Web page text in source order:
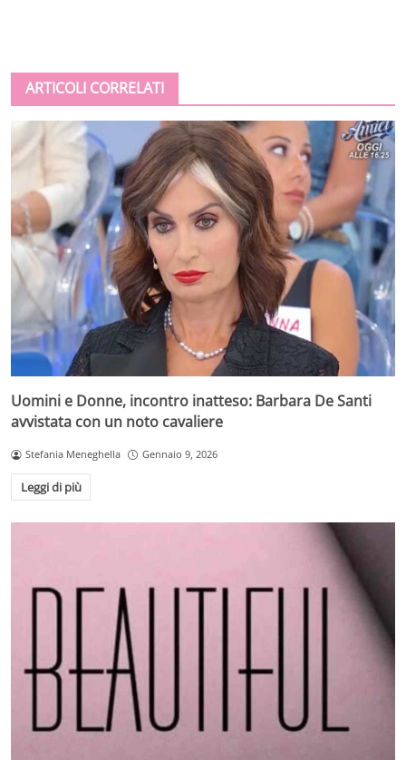
ARTICOLI CORRELATI
Uomini e Donne, incontro inatteso: Barbara De Santi
avvistata con un noto cavaliere
Stefania Meneghella Gennaio 9, 2026
Leggi di più